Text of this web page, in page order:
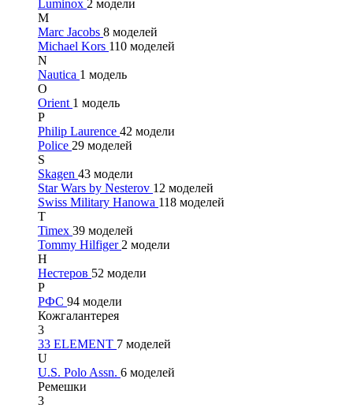
Luminox 2 модели
M
Marc Jacobs 8 моделей
Michael Kors 110 моделей
N
Nautica 1 модель
O
Orient 1 модель
P
Philip Laurence 42 модели
Police 29 моделей
S
Skagen 43 модели
Star Wars by Nesterov 12 моделей
Swiss Military Hanowa 118 моделей
T
Timex 39 моделей
Tommy Hilfiger 2 модели
Н
Нестеров 52 модели
Р
РФС 94 модели
Кожгалантерея
3
33 ELEMENT 7 моделей
U
U.S. Polo Assn. 6 моделей
Ремешки
3